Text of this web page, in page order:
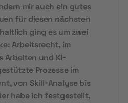
mir auch ein gutes
für diesen nächsten
ging es um zwei
Arbeitsrecht, im
Arbeiten und KI-
Prozesse im
von Skill-Analyse bis
habe ich festgestellt,